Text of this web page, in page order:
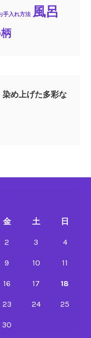
手入れ方法 風呂
め上げた多彩な
金 土 日
2 3 4
9 10 11
16 17 18
23 24 25
30